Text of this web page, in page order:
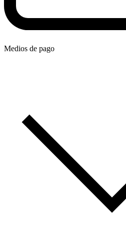
Medios de pago